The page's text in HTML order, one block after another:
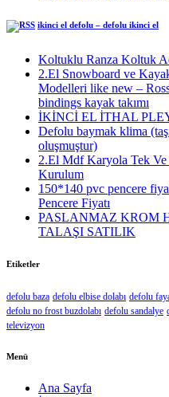
ikinci el defolu – defolu ikinci el
Koltuklu Ranza Koltuk
2.El Snowboard ve
Modelleri like new –
bindings kayak takımı
İKİNCİ EL İTHAL
Defolu baymak klima
oluşmuştur)
2.El Mdf Karyola Tek
Kurulum
150*140 pvc pencere
Pencere Fiyatı
PASLANMAZ KROM
TALAŞI SATILIK
Etiketler
defolu baza defolu elbise dolabı defolu
defolu no frost buzdolabı defolu sandalye
televizyon
Menü
Ana Sayfa